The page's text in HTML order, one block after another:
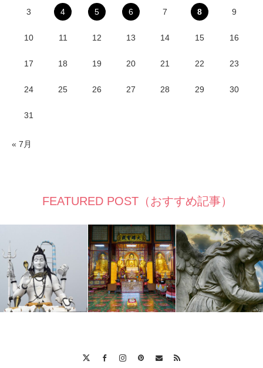
3 4 5 6 7 8 9
10 11 12 13 14 15 16
17 18 19 20 21 22 23
24 25 26 27 28 29 30
31
« 7月
FEATURED POST（おすすめ記事）
Instagram
Pinterest
Contact
RSS